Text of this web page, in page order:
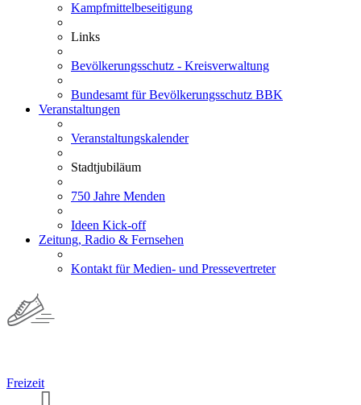
Kampfmittelbeseitigung
Links
Bevölkerungsschutz - Kreisverwaltung
Bundesamt für Bevölkerungsschutz BBK
Veranstaltungen
Veranstaltungskalender
Stadtjubiläum
750 Jahre Menden
Ideen Kick-off
Zeitung, Radio & Fernsehen
Kontakt für Medien- und Pressevertreter
Freizeit